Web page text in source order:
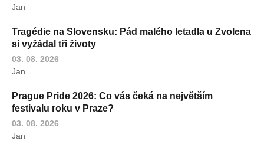
Jan
Tragédie na Slovensku: Pád malého letadla u Zvolena
si vyžádal tři životy
03. 08. 2026
Jan
Prague Pride 2026: Co vás čeká na největším
festivalu roku v Praze?
03. 08. 2026
Jan